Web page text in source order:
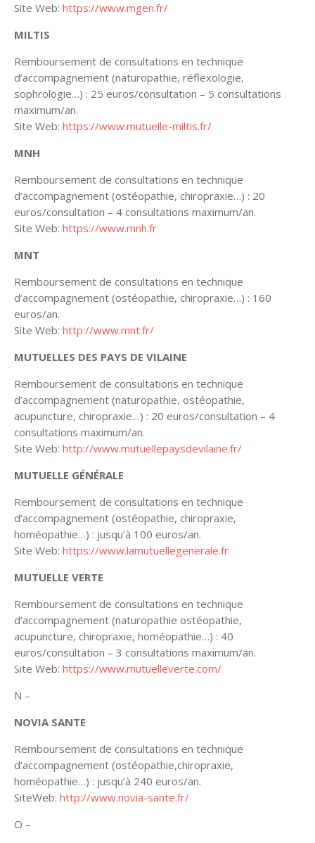
Site Web: https://www.mgen.fr/
MILTIS
Remboursement de consultations en technique
d’accompagnement (naturopathie, réflexologie,
sophrologie…) : 25 euros/consultation – 5 consultations
maximum/an.
Site Web: https://www.mutuelle-miltis.fr/
MNH
Remboursement de consultations en technique
d’accompagnement (ostéopathie, chiropraxie…) : 20
euros/consultation – 4 consultations maximum/an.
Site Web: https://www.mnh.fr
MNT
Remboursement de consultations en technique
d’accompagnement (ostéopathie, chiropraxie…) : 160
euros/an.
Site Web: http://www.mnt.fr/
MUTUELLES DES PAYS DE VILAINE
Remboursement de consultations en technique
d’accompagnement (naturopathie, ostéopathie,
acupuncture, chiropraxie…) : 20 euros/consultation – 4
consultations maximum/an.
Site Web: http://www.mutuellepaysdevilaine.fr/
MUTUELLE GÉNÉRALE
Remboursement de consultations en technique
d’accompagnement (ostéopathie, chiropraxie,
homéopathie…) : jusqu’à 100 euros/an.
Site Web: https://www.lamutuellegenerale.fr
MUTUELLE VERTE
Remboursement de consultations en technique
d’accompagnement (naturopathie ostéopathie,
acupuncture, chiropraxie, homéopathie…) : 40
euros/consultation – 3 consultations maximum/an.
Site Web: https://www.mutuelleverte.com/
N –
NOVIA SANTE
Remboursement de consultations en technique
d’accompagnement (ostéopathie,chiropraxie,
homéopathie…) : jusqu’à 240 euros/an.
SiteWeb: http://www.novia-sante.fr/
O –